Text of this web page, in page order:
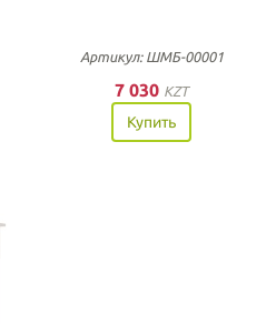
Артикул: ШМБ-00001
7 030 KZT
Купить